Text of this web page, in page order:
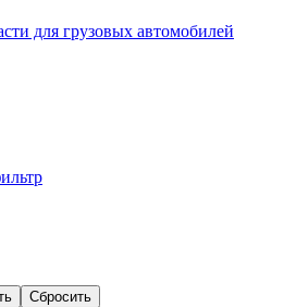
для грузовых автомобилей